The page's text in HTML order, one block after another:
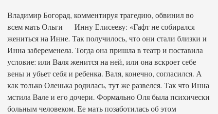
Владимир Богорад, комментируя трагедию, обвинил во
всем мать Ольги — Инну Елисееву: «Гафт не собирался
жениться на Инне. Так получилось, что они стали близки и
Инна забеременела. Тогда она пришла в театр и поставила
условие: или Валя женится на ней, или она вскроет себе
вены и убьет себя и ребенка. Валя, конечно, согласился. А
как только Оленька родилась, тут же развелся. Так что Инна
мстила Вале и его дочери. Формально Оля была психически
больным человеком. Ее мать позаботилась об этом